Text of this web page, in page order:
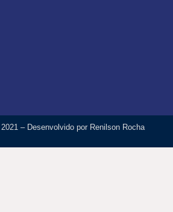
– Desenvolvido por Renilson Rocha